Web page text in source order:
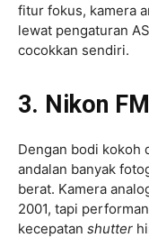
fitur fokus, kamera
lewat pengaturan
cocokkan sendiri.
3. Nikon
Dengan bodi kokoh
andalan banyak
berat. Kamera
2001, tapi
kecepatan shutter